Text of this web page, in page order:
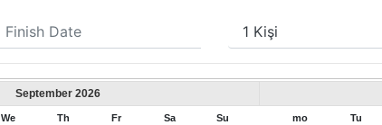
September 2026
We Th Fr Sa
Su
mo Tu